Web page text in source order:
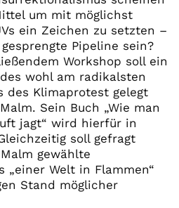
um mit möglichst
ein Zeichen zu setzten –
Pipeline sein?
Workshop soll ein
wohl am radikalsten
des Klimaprotest gelegt
Sein Buch „Wie man
jagt“ wird hierfür in
soll gefragt
gewählte
„einer Welt in Flammen“
Stand möglicher